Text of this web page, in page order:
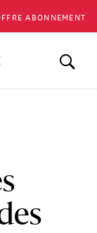
ABONNEMENT